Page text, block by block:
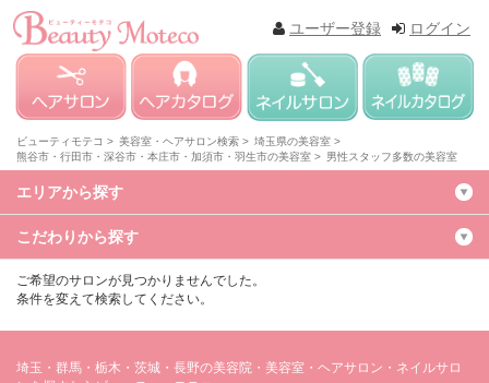
ログイン
ユーザー登録
ビューティモテコ > 美容室・ヘアサロン検索 > 埼玉県の美容室 >
熊谷市・行田市・深谷市・本庄市・加須市・羽生市の美容室 > 男性スタッフ多数の美容室
エリアから探す
こだわりから探す
ご希望のサロンが見つかりませんでした。
条件を変えて検索してください。
埼玉・群馬・栃木・茨城・長野の美容院・美容室・ヘアサロン・ネイルサロ